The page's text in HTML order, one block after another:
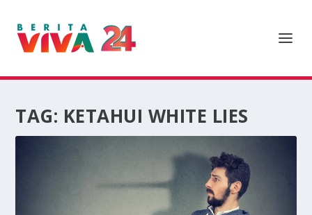
TAG: KETAHUI WHITE LIES